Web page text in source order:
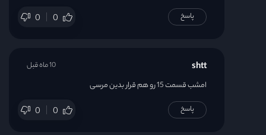
0 0 پاسخ
shtt
امشب قسمت 15 رو هم قرار بدین مرسی
0 0
10 ماه قبل
پاسخ